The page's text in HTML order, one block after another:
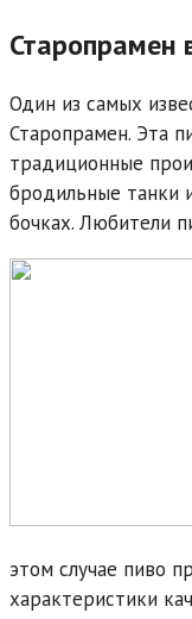
Старопрамен
Один из самых
Старопрамен. Эта
традиционные
бродильные танки
бочках. Любители
этом случае пиво
характеристики